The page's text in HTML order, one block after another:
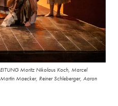
Moritz Nikolaus Koch, Marcel
Maecker, Reiner Schleberger, Aaron